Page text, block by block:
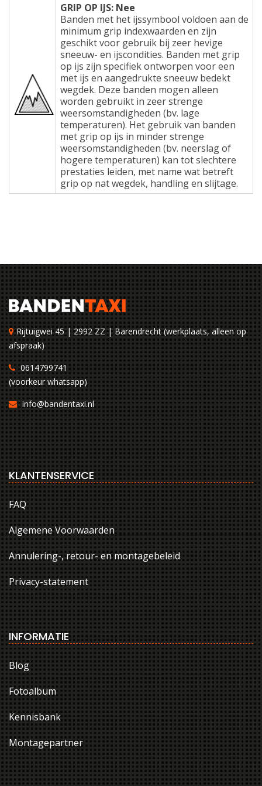
GRIP OP IJS: Nee
Banden met het ijssymbool voldoen aan de
minimum grip indexwaarden en zijn
geschikt voor gebruik bij zeer hevige
sneeuw- en ijscondities. Banden met grip
op ijs zijn specifiek ontworpen voor een
met ijs en aangedrukte sneeuw bedekt
wegdek. Deze banden mogen alleen
worden gebruikt in zeer strenge
weersomstandigheden (bv. lage
temperaturen). Het gebruik van banden
met grip op ijs in minder strenge
weersomstandigheden (bv. neerslag of
hogere temperaturen) kan tot slechtere
prestaties leiden, met name wat betreft
grip op nat wegdek, handling en slijtage.
Rijtuigwei 45 | 2992 ZZ | Barendrecht (werkplaats, alleen op
afspraak)
0614799741
(voorkeur whatsapp)
info@bandentaxi.nl
KLANTENSERVICE
FAQ
Algemene Voorwaarden
Annulering-, retour- en montagebeleid
Privacy-statement
INFORMATIE
Blog
Fotoalbum
Kennisbank
Montagepartner